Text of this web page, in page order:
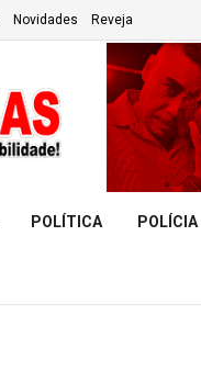
Novidades Reveja
POLÍTICA POLÍCIA